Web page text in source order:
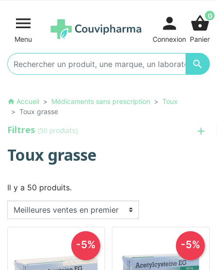

Menu

person
Connexion
shopping_basket0
Panier
home Accueil Médicaments sans prescription
Toux
Toux grasse
Filtres (50 produits)
Toux grasse
Il y a 50 produits.
-5% -5%